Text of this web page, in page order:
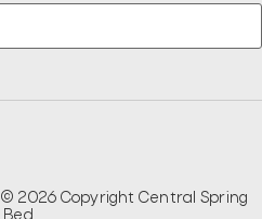
© 2026 Copyright Central Spring